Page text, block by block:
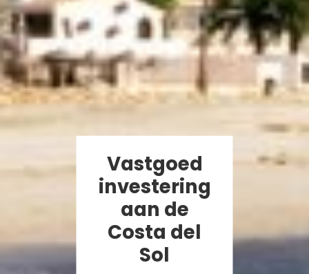
Vastgoed
investering
aan de
Costa del
Sol